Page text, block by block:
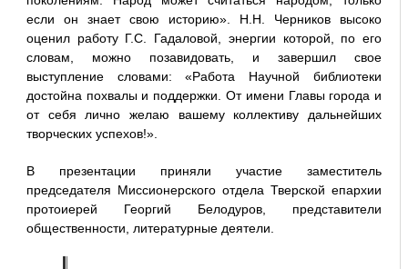
если он знает свою историю». Н.Н. Черников высоко
оценил работу Г.С. Гадаловой, энергии которой, по его
словам, можно позавидовать, и завершил свое
выступление словами: «Работа Научной библиотеки
достойна похвалы и поддержки. От имени Главы города и
от себя лично желаю вашему коллективу дальнейших
творческих успехов!».
В презентации приняли участие заместитель
председателя Миссионерского отдела Тверской епархии
протоиерей Георгий Белодуров, представители
общественности, литературные деятели.